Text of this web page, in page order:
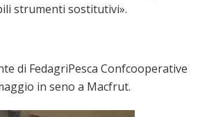
strumenti sostitutivi».
di FedagriPesca Confcooperative
in seno a Macfrut.